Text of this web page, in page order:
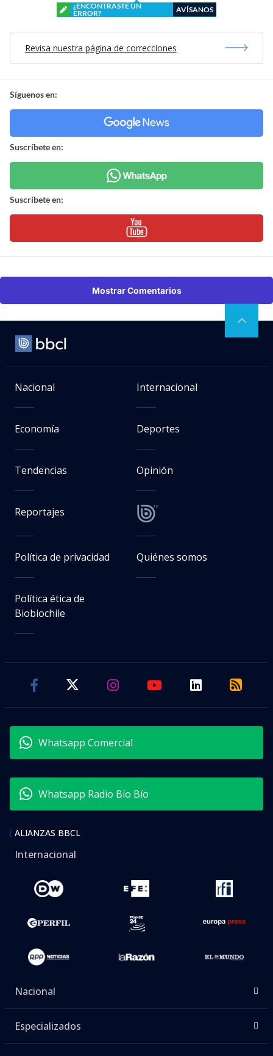
¿ENCONTRASTE UN
ERROR?
AVÍSANOS
Revisa nuestra página de correcciones
Síguenos en:
Suscríbete en:
Suscríbete en:
Mostrar Comentarios
Nacional Internacional
Economía Deportes
Tendencias Opinión
Reportajes
Política de privacidad Quiénes somos
Política ética de
Biobiochile
Whatsapp Comercial
Whatsapp Radio Bío Bío
ALIANZAS BBCL
Internacional
Nacional
Especializados